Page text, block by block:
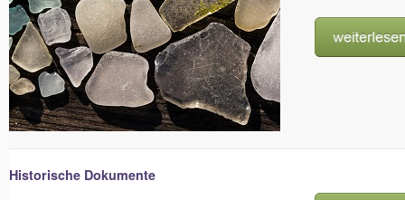
Historische Dokumente